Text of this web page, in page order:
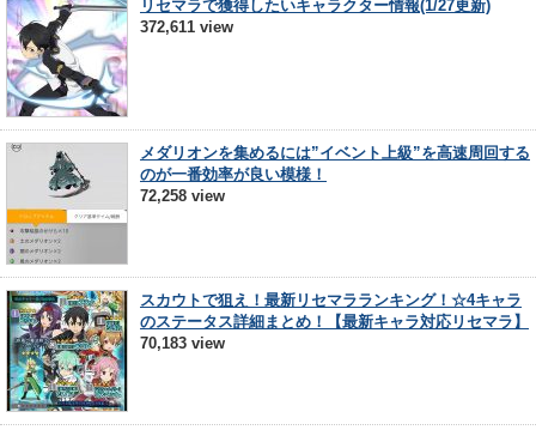
リセマラで獲得したいキャラクター情報(1/27更新)
372,611 view
メダリオンを集めるには”イベント上級”を高速周回する
のが一番効率が良い模様！
72,258 view
スカウトで狙え！最新リセマラランキング！☆4キャラ
のステータス詳細まとめ！【最新キャラ対応リセマラ】
70,183 view